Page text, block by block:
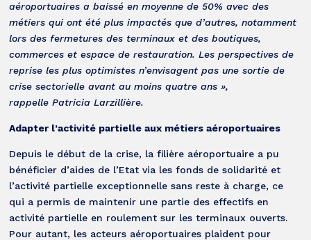
aéroportuaires a baissé en moyenne de 50% avec des
métiers qui ont été plus impactés que d’autres, notamment
lors des fermetures des terminaux et des boutiques,
commerces et espace de restauration. Les perspectives de
reprise les plus optimistes n’envisagent pas une sortie de
crise sectorielle avant au moins quatre ans »,
rappelle Patricia Larzillière.
Adapter l’activité partielle aux métiers aéroportuaires
Depuis le début de la crise, la filière aéroportuaire a pu
bénéficier d’aides de l’Etat via les fonds de solidarité et
l’activité partielle exceptionnelle sans reste à charge, ce
qui a permis de maintenir une partie des effectifs en
activité partielle en roulement sur les terminaux ouverts.
Pour autant, les acteurs aéroportuaires plaident pour